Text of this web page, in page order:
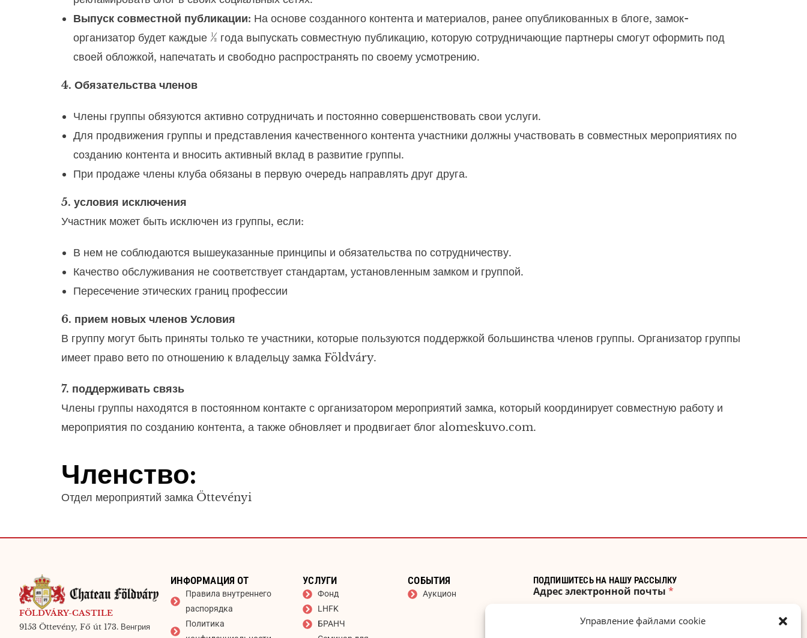
Управление файлами cookie
Выпуск совместной публикации: На основе созданного контента и материалов, ранее опубликованных в блоге, замок-
организатор будет каждые ½ года выпускать совместную публикацию, которую сотрудничающие партнеры смогут оформить под
своей обложкой, напечатать и свободно распространять по своему усмотрению.
4. Обязательства членов
Члены группы обязуются активно сотрудничать и постоянно совершенствовать свои услуги.
Для продвижения группы и представления качественного контента участники должны участвовать в совместных мероприятиях по
созданию контента и вносить активный вклад в развитие группы.
При продаже члены клуба обязаны в первую очередь направлять друг друга.
5. условия исключения
Участник может быть исключен из группы, если:
В нем не соблюдаются вышеуказанные принципы и обязательства по сотрудничеству.
Качество обслуживания не соответствует стандартам, установленным замком и группой.
Пересечение этических границ профессии
6. прием новых членов Условия
В группу могут быть приняты только те участники, которые пользуются поддержкой большинства членов группы. Организатор группы
имеет право вето по отношению к владельцу замка Földváry.
7. поддерживать связь
Члены группы находятся в постоянном контакте с организатором мероприятий замка, который координирует совместную работу и
мероприятия по созданию контента, а также обновляет и продвигает блог alomeskuvo.com.
Членство:
Отдел мероприятий замка Öttevényi
FÖLDVÁRY-CASTILE
9153 Öttevény, Fő út 173. Венгрия
ИНФОРМАЦИЯ ОТ
Правила внутреннего
распорядка
Политика
УСЛУГИ
Фонд
LHFK
БРАНЧ
СОБЫТИЯ
Аукцион
ПОДПИШИТЕСЬ НА НАШУ РАССЫЛКУ
Адрес электронной почты *